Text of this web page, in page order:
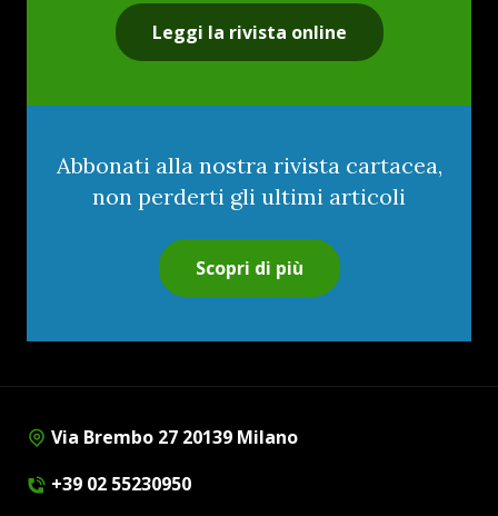
Leggi la rivista online
Abbonati alla nostra rivista cartacea,
non perderti gli ultimi articoli
Scopri di più
Via Brembo 27 20139 Milano
+39 02 55230950